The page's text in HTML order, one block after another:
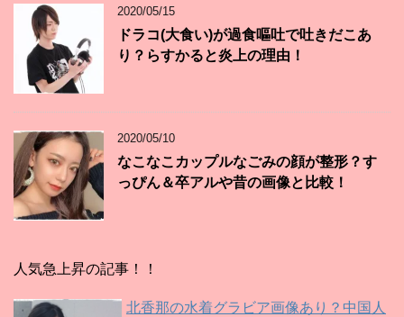
2020/05/15
ドラコ(大食い)が過食嘔吐で吐きだこあ
り？らすかると炎上の理由！
2020/05/10
なこなこカップルなごみの顔が整形？す
っぴん＆卒アルや昔の画像と比較！
人気急上昇の記事！！
北香那の水着グラビア画像あり？中国人